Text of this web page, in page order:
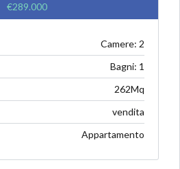
€289.000
Camere: 2
Bagni: 1
262Mq
vendita
Appartamento